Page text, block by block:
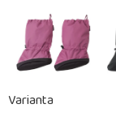
Varianta